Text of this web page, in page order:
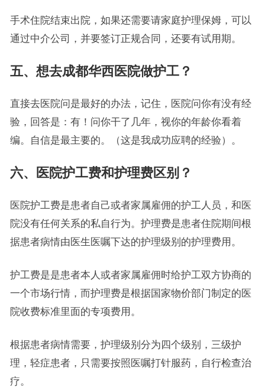
手术住院结束出院，如果还需要请家庭护理保姆，可以
通过中介公司，并要签订正规合同，还要有试用期。
五、想去成都华西医院做护工？
直接去医院问是最好的办法，记住，医院问你有没有经
验，回答是：有！问你干了几年，视你的年龄你看着
编。自信是最主要的。（这是我成功应聘的经验）。
六、医院护工费和护理费区别？
医院护工费是患者自己或者家属雇佣的护工人员，和医
院没有任何关系的私自行为。护理费是患者住院期间根
据患者病情由医生医嘱下达的护理级别的护理费用。
护工费是是患者本人或者家属雇佣时给护工双方协商的
一个市场行情，而护理费是根据国家物价部门制定的医
院收费标准里面的专项费用。
根据患者病情需要，护理级别分为四个级别，三级护
理，轻症患者，只需要按照医嘱打针服药，自行检查治
疗。